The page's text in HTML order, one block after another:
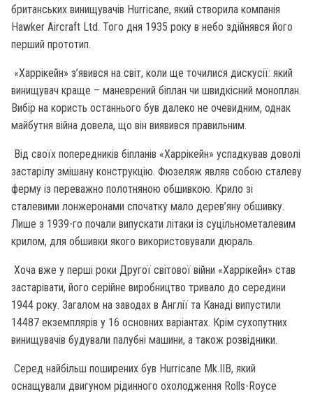
британських винищувачів Hurricane, який створила компанія
Hawker Aircraft Ltd. Того дня 1935 року в небо здійнявся його
перший прототип.
«Харрікейн» з’явився на світ, коли ще точилися дискусії: який
винищувач краще – маневрений біплан чи швидкісний моноплан.
Вибір на користь останнього був далеко не очевидним, однак
майбутня війна довела, що він виявився правильним.
Від своїх попередників біпланів «Харрікейн» успадкував доволі
застарілу змішану конструкцію. Фюзеляж являв собою сталеву
ферму із переважно полотняною обшивкою. Крило зі
сталевими лонжеронами спочатку мало дерев’яну обшивку.
Лише з 1939-го почали випускати літаки із суцільнометалевим
крилом, для обшивки якого використовували дюраль.
Хоча вже у перші роки Другої світової війни «Харрікейн» став
застарівати, його серійне виробництво тривало до середини
1944 року. Загалом на заводах в Англії та Канаді випустили
14487 екземплярів у 16 основних варіантах. Крім сухопутних
винищувачів будували палубні машини, а також розвідники.
Серед найбільш поширених був Hurricane Mk.IIB, який
оснащували двигуном рідинного охолодження Rolls-Royce